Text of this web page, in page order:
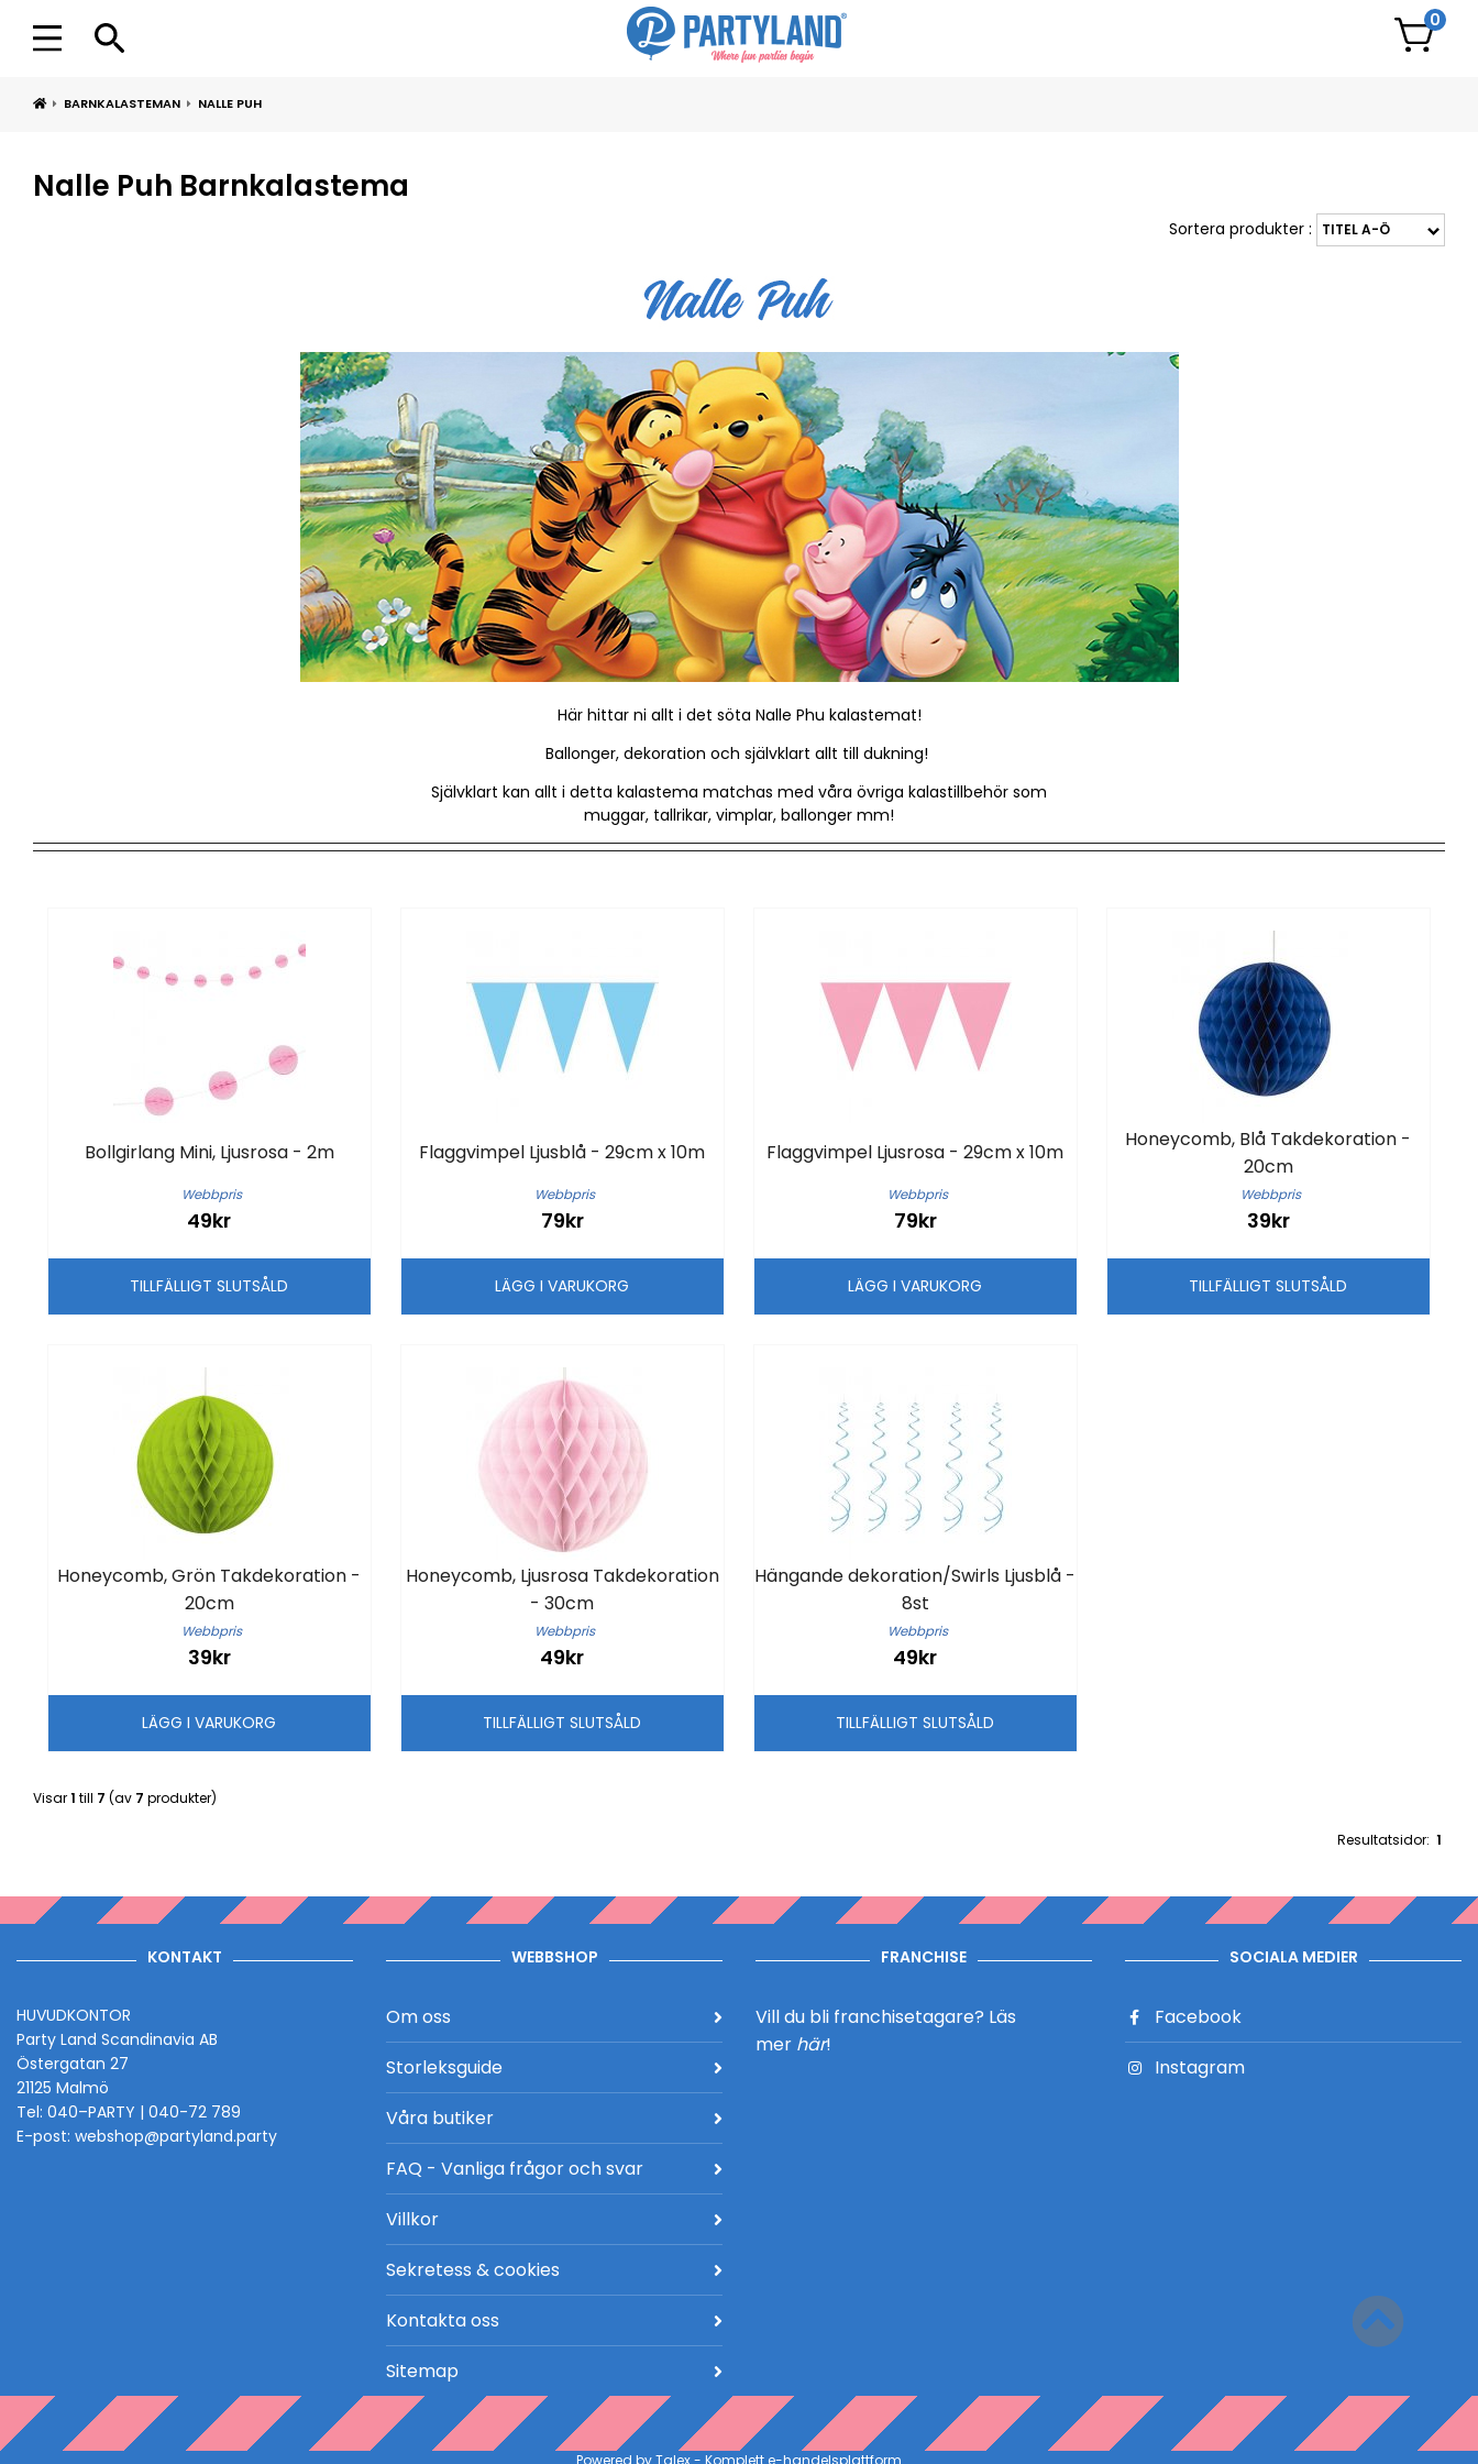
0
BARNKALASTEMAN NALLE PUH
Nalle Puh Barnkalastema
Sortera produkter :
Här hittar ni allt i det söta Nalle Phu kalastemat!
Ballonger, dekoration och självklart allt till dukning!
Självklart kan allt i detta kalastema matchas med våra övriga kalastillbehör som
muggar, tallrikar, vimplar, ballonger mm!
Bollgirlang Mini, Ljusrosa - 2m
Webbpris
49kr
TILLFÄLLIGT SLUTSÅLD
Flaggvimpel Ljusblå - 29cm x 10m
Webbpris
79kr
LÄGG I VARUKORG
Flaggvimpel Ljusrosa - 29cm x 10m
Webbpris
79kr
LÄGG I VARUKORG
Honeycomb, Blå Takdekoration -
20cm
Webbpris
39kr
TILLFÄLLIGT SLUTSÅLD
Honeycomb, Grön Takdekoration -
20cm
Webbpris
39kr
LÄGG I VARUKORG
Honeycomb, Ljusrosa Takdekoration
- 30cm
Webbpris
49kr
TILLFÄLLIGT SLUTSÅLD
Hängande dekoration/Swirls Ljusblå -
8st
Webbpris
49kr
TILLFÄLLIGT SLUTSÅLD
Visar1 till 7 (av 7 produkter)
Resultatsidor: 1
KONTAKT
HUVUDKONTOR
Party Land Scandinavia AB
Östergatan 27
21125 Malmö
Tel: 040–PARTY | 040-72 789
E-post: webshop@partyland.party
WEBBSHOP
Om oss
Storleksguide
Våra butiker
FAQ - Vanliga frågor och svar
Villkor
Sekretess & cookies
Kontakta oss
Sitemap
FRANCHISE
Vill du bli franchisetagare? Läs
mer här!
SOCIALA MEDIER
Facebook
Instagram
Powered byTalex- Komplette-handelsplattform